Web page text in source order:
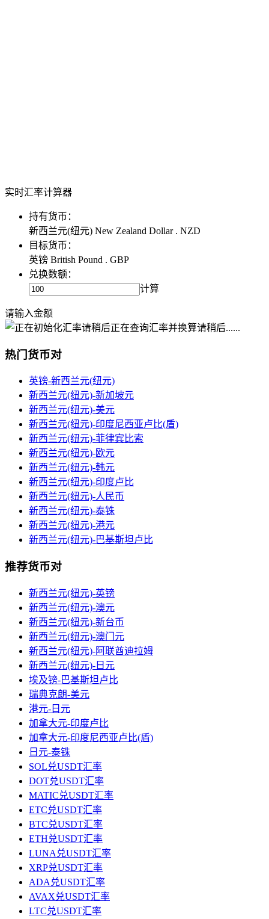
实时汇率计算器
持有货币：
新西兰元(纽元) New Zealand Dollar . NZD
目标货币：
英镑 British Pound . GBP
兑换数额：
计算
请输入金额
正在查询汇率并换算请稍后......
热门货币对
英镑-新西兰元(纽元)
新西兰元(纽元)-新加坡元
新西兰元(纽元)-美元
新西兰元(纽元)-印度尼西亚卢比(盾)
新西兰元(纽元)-菲律宾比索
新西兰元(纽元)-欧元
新西兰元(纽元)-韩元
新西兰元(纽元)-印度卢比
新西兰元(纽元)-人民币
新西兰元(纽元)-泰铢
新西兰元(纽元)-港元
新西兰元(纽元)-巴基斯坦卢比
推荐货币对
新西兰元(纽元)-英镑
新西兰元(纽元)-澳元
新西兰元(纽元)-新台币
新西兰元(纽元)-澳门元
新西兰元(纽元)-阿联酋迪拉姆
新西兰元(纽元)-日元
埃及镑-巴基斯坦卢比
瑞典克朗-美元
港元-日元
加拿大元-印度卢比
加拿大元-印度尼西亚卢比(盾)
日元-泰铢
SOL兑USDT汇率
DOT兑USDT汇率
MATIC兑USDT汇率
ETC兑USDT汇率
BTC兑USDT汇率
ETH兑USDT汇率
LUNA兑USDT汇率
XRP兑USDT汇率
ADA兑USDT汇率
AVAX兑USDT汇率
LTC兑USDT汇率